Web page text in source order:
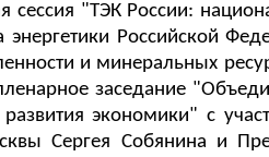
сессия "ТЭК России:
энергетики Российской
и минеральных
заседание
экономики" с
Сергея Собянина и